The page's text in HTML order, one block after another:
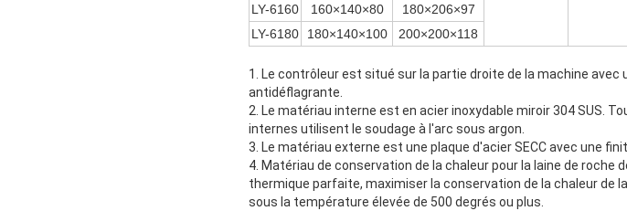
LY-6160
160×140×80 180×206×97
LY-6180
180×140×100 200×200×118
1. Le contrôleur est situé sur la partie droite de la machine avec
antidéflagrante.
2. Le matériau interne est en acier inoxydable miroir 304 SUS.
internes utilisent le soudage à l'arc sous argon.
3. Le matériau externe est une plaque d'acier SECC avec une
4. Matériau de conservation de la chaleur pour la laine de
thermique parfaite, maximiser la conservation de la chaleur de
sous la température élevée de 500 degrés ou plus.